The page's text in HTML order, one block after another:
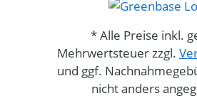
* Alle Preise inkl.
Mehrwertsteuer zzgl.
und ggf.
nicht anders